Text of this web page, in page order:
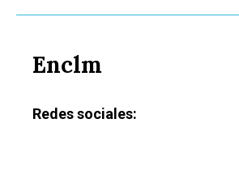
Enclm
Redes sociales: